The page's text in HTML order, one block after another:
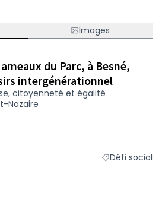
Images
du Parc, à Besné,
intergénérationnel
citoyenneté et égalité
Nazaire
Filtrer les
Défi social